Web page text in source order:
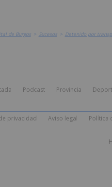
de Burgos > Sucesos > Detenido por
Podcast Provincia
privacidad Aviso legal Política